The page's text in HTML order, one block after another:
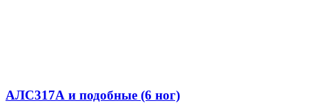
АЛС317А и подобные (6 ног)